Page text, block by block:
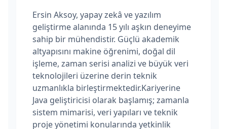
Ersin Aksoy, yapay zekâ ve yazılım
geliştirme alanında 15 yılı aşkın deneyime
sahip bir mühendistir. Güçlü akademik
altyapısını makine öğrenimi, doğal dil
işleme, zaman serisi analizi ve büyük veri
teknolojileri üzerine derin teknik
uzmanlıkla birleştirmektedir.Kariyerine
Java geliştiricisi olarak başlamış; zamanla
sistem mimarisi, veri yapıları ve teknik
proje yönetimi konularında yetkinlik